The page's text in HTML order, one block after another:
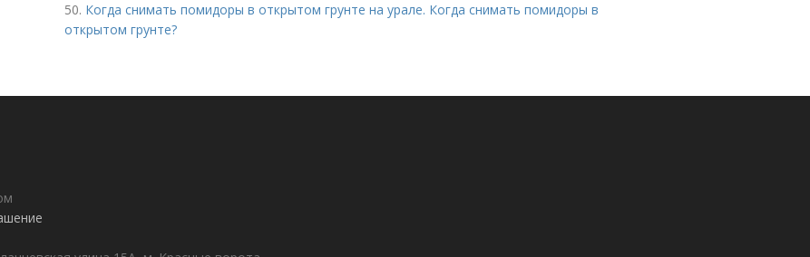
50. Когда снимать помидоры в открытом грунте на урале. Когда снимать помидоры в
открытом грунте?